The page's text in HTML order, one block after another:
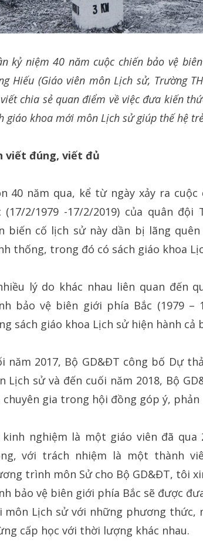
kỷ niệm 40 năm cuộc chiến bảo vệ
Hiếu (Giáo viên môn Lịch sử, Trường
chia sẻ quan điểm về việc đưa kiến
giáo khoa mới môn Lịch sử giúp thế hệ
viết đúng, viết đủ
40 năm qua, kể từ ngày xảy ra
(17/2/1979 -17/2/2019) của quân
biến cố lịch sử này dần bị lãng
thống, trong đó có sách giáo khoa
lý do khác nhau liên quan đến
bảo vệ biên giới phía Bắc (1979 –
sách giáo khoa Lịch sử hiện hành cả
năm 2017, Bộ GD&ĐT công bố Dự
Lịch sử và đến cuối năm 2018, Bộ
chuyên gia trong hội đồng góp ý,
kinh nghiệm là một giáo viên đã
với trách nhiệm là một thành
trình môn Sử cho Bộ GD&ĐT, tôi
bảo vệ biên giới phía Bắc sẽ được
môn Lịch sử với những phương thức,
cấp học với thời lượng khác nhau.